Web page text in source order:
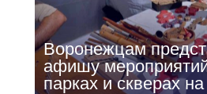
Воронежцам
афишу
парках и скверах на